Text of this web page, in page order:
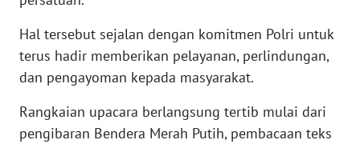
Hal tersebut sejalan dengan komitmen Polri untuk
terus hadir memberikan pelayanan, perlindungan,
dan pengayoman kepada masyarakat.
Rangkaian upacara berlangsung tertib mulai dari
pengibaran Bendera Merah Putih, pembacaan teks
WN
SERAMBI
JAMBI